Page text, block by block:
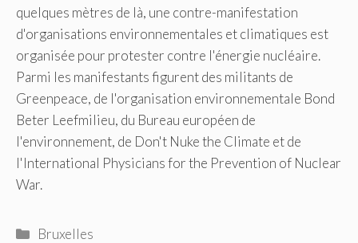
quelques mètres de là, une contre-manifestation
d'organisations environnementales et climatiques est
organisée pour protester contre l'énergie nucléaire.
Parmi les manifestants figurent des militants de
Greenpeace, de l'organisation environnementale Bond
Beter Leefmilieu, du Bureau européen de
l'environnement, de Don't Nuke the Climate et de
l'International Physicians for the Prevention of Nuclear
War.
Catégories
Bruxelles